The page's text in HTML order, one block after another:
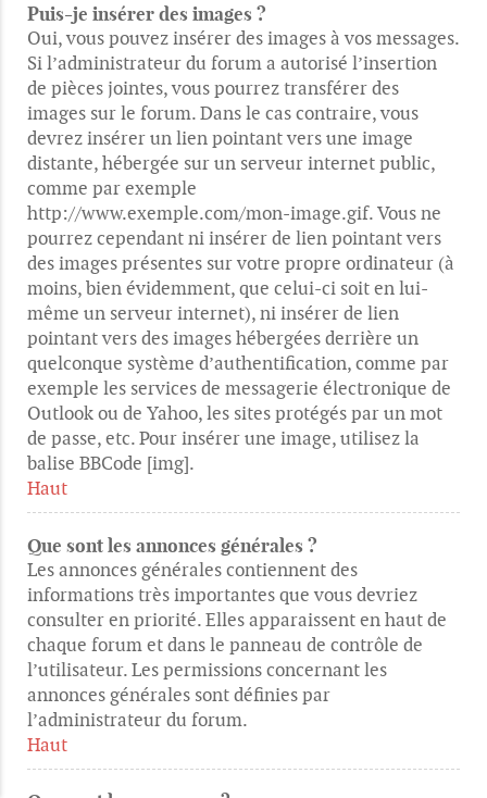
Puis-je insérer des images ?
Oui, vous pouvez insérer des images à vos messages.
Si l’administrateur du forum a autorisé l’insertion
de pièces jointes, vous pourrez transférer des
images sur le forum. Dans le cas contraire, vous
devrez insérer un lien pointant vers une image
distante, hébergée sur un serveur internet public,
comme par exemple
http://www.exemple.com/mon-image.gif. Vous ne
pourrez cependant ni insérer de lien pointant vers
des images présentes sur votre propre ordinateur (à
moins, bien évidemment, que celui-ci soit en lui-
même un serveur internet), ni insérer de lien
pointant vers des images hébergées derrière un
quelconque système d’authentification, comme par
exemple les services de messagerie électronique de
Outlook ou de Yahoo, les sites protégés par un mot
de passe, etc. Pour insérer une image, utilisez la
balise BBCode [img].
Haut
Que sont les annonces générales ?
Les annonces générales contiennent des
informations très importantes que vous devriez
consulter en priorité. Elles apparaissent en haut de
chaque forum et dans le panneau de contrôle de
l’utilisateur. Les permissions concernant les
annonces générales sont définies par
l’administrateur du forum.
Haut